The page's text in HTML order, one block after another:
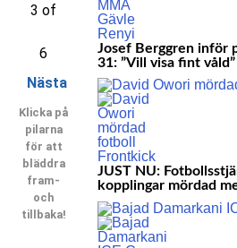
3 of
6
Nästa
Klicka på
pilarna
för att
bläddra
fram-
och
tillbaka!
Josef Berggren inför
31: ”Vill visa fint våld”
JUST NU:
kopplingar mördad